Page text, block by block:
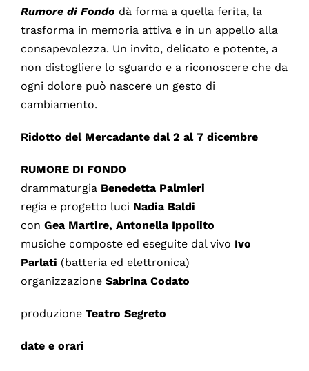
Rumore di Fondo dà forma a quella ferita, la
trasforma in memoria attiva e in un appello alla
consapevolezza. Un invito, delicato e potente, a
non distogliere lo sguardo e a riconoscere che da
ogni dolore può nascere un gesto di
cambiamento.
Ridotto del Mercadante dal 2 al 7 dicembre
RUMORE DI FONDO
drammaturgia Benedetta Palmieri
regia e progetto luci Nadia Baldi
con Gea Martire, Antonella Ippolito
musiche composte ed eseguite dal vivo Ivo
Parlati (batteria ed elettronica)
organizzazione Sabrina Codato
produzione Teatro Segreto
date e orari